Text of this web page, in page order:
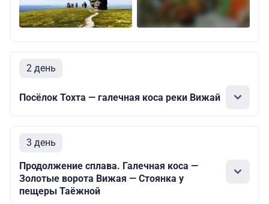
2 день
Посёлок Тохта — галечная коса реки Вижай
3 день
Продолжение сплава. Галечная коса —
Золотые ворота Вижая — Стоянка у
пещеры Таёжной